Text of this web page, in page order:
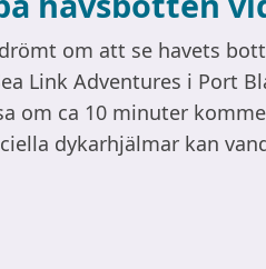
om att se havets
Link Adventures i Port
om ca 10 minuter
dykarhjälmar kan